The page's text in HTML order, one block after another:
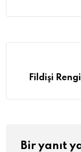
Fildişi
Bir yanıt